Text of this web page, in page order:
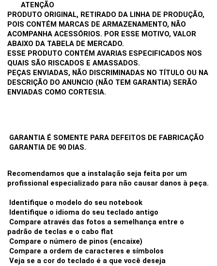
ATENÇÃO
PRODUTO ORIGINAL, RETIRADO DA LINHA DE PRODUÇÃO,
POIS CONTÉM MARCAS DE ARMAZENAMENTO, NÃO
ACOMPANHA ACESSÓRIOS. POR ESSE MOTIVO, VALOR
ABAIXO DA TABELA DE MERCADO.
ESSE PRODUTO CONTÉM AVARIAS ESPECIFICADOS NOS
QUAIS SÃO RISCADOS E AMASSADOS.
PEÇAS ENVIADAS, NÃO DISCRIMINADAS NO TÍTULO OU NA
DESCRIÇÃO DO ANUNCIO (NÃO TEM GARANTIA) SERÃO
ENVIADAS COMO CORTESIA.
GARANTIA É SOMENTE PARA DEFEITOS DE FABRICAÇÃO
GARANTIA DE 90 DIAS.
Recomendamos que a instalação seja feita por um
profissional especializado para não causar danos à peça.
Identifique o modelo do seu notebook
Identifique o idioma do seu teclado antigo
Compare através das fotos a semelhança entre o
padrão de teclas e o cabo flat
Compare o número de pinos (encaixe)
Compare a ordem de caracteres e símbolos
Veja se a cor do teclado é a que você deseja